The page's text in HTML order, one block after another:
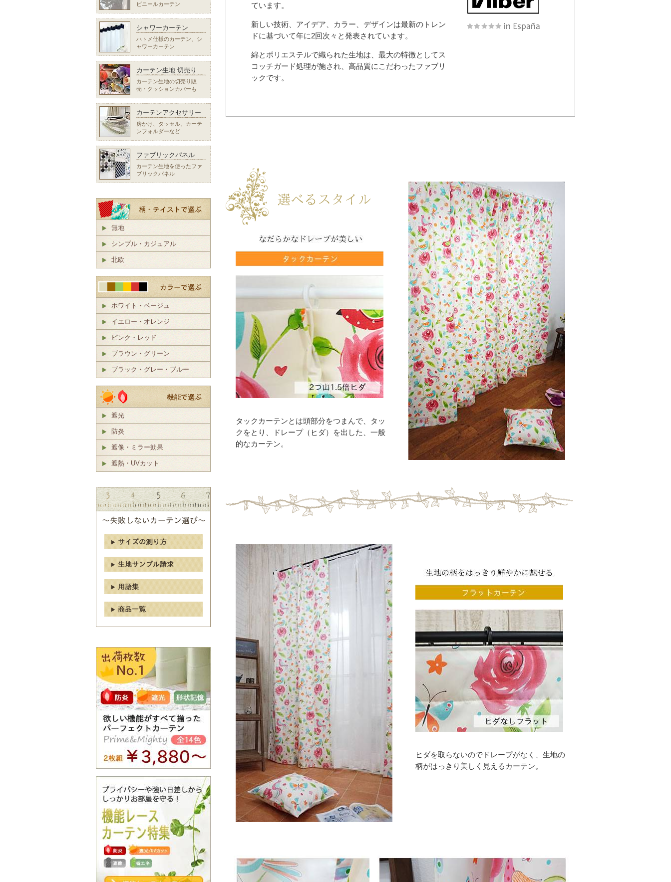
ています。
新しい技術、アイデア、カラー、デザインは最新のトレン
ドに基づいて年に2回次々と発表されています。
綿とポリエステルで織られた生地は、最大の特徴としてス
コッチガード処理が施され、高品質にこだわったファブリ
ックです。
タックカーテンとは頭部分をつまんで、タッ
クをとり、ドレープ（ヒダ）を出した、一般
的なカーテン。
ヒダを取らないのでドレープがなく、生地の
柄がはっきり美しく見えるカーテン。
ビニールカーテン
シャワーカーテン
ハトメ仕様のカーテン、シ
ャワーカーテン
カーテン生地 切売り
カーテン生地の切売り販
売・クッションカバーも
カーテンアクセサリー
房かけ、タッセル、カーテ
ンフォルダーなど
ファブリックパネル
カーテン生地を使ったファ
ブリックパネル
無地
シンプル・カジュアル
北欧
ホワイト・ベージュ
イエロー・オレンジ
ピンク・レッド
ブラウン・グリーン
ブラック・グレー・ブルー
遮光
防炎
遮像・ミラー効果
遮熱・UVカット